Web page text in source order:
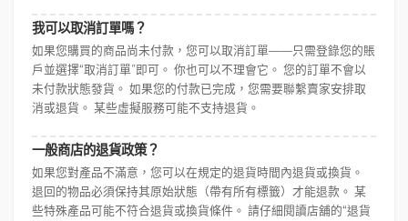
我可以取消訂單嗎？
如果您購買的商品尚未付款，您可以取消訂單——只需登錄您的賬
戶並選擇“取消訂單”即可。 你也可以不理會它。 您的訂單不會以
未付款狀態發貨。 如果您的付款已完成，您需要聯繫賣家安排取
消或退貨。 某些虛擬服務可能不支持退貨。
一般商店的退貨政策？
如果您對產品不滿意，您可以在規定的退貨時間內退貨或換貨。
退回的物品必須保持其原始狀態（帶有所有標籤）才能退款。 某
些特殊產品可能不符合退貨或換貨條件。 請仔細閱讀店舖的“退貨